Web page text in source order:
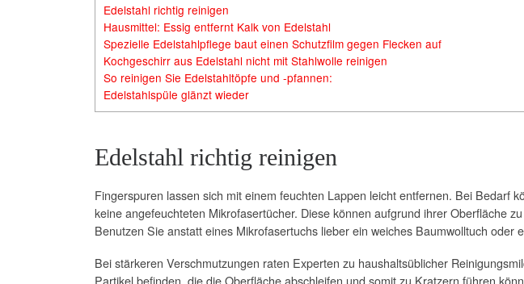
Edelstahl richtig reinigen
Hausmittel: Essig entfernt Kalk von Edelstahl
Spezielle Edelstahlpflege baut einen Schutzfilm gegen Flecken auf
Kochgeschirr aus Edelstahl nicht mit Stahlwolle reinigen
So reinigen Sie Edelstahltöpfe und -pfannen:
Edelstahlspüle glänzt wieder
Edelstahl richtig reinigen
Fingerspuren lassen sich mit einem feuchten Lappen leicht entfernen. Bei Bedarf
keine angefeuchteten Mikrofasertücher. Diese können aufgrund ihrer Oberfläche
Benutzen Sie anstatt eines Mikrofasertuchs lieber ein weiches Baumwolltuch oder
Bei stärkeren Verschmutzungen raten Experten zu haushaltsüblicher
Partikel befinden, die die Oberfläche abschleifen und somit zu Kratzern führen